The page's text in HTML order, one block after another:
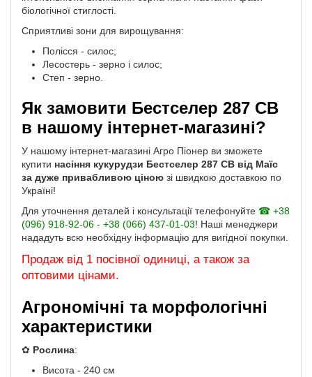
біологічної стиглості.
Сприятливі зони для вирощування:
Полісся - силос;
Лесостерь - зерно і силос;
Степ - зерно.
Як замовити Бестселер 287 СВ
в нашому інтернет-магазині?
У нашому інтернет-магазині Агро Піонер ви зможете
купити насіння кукурудзи Бестселер 287 СВ від Маїс
за дуже привабливою ціною зі швидкою доставкою по
Україні!
Для уточнення деталей і консультації телефонуйте ☎ +38
(096) 918-92-06 - +38 (066) 437-01-03! Наші менеджери
нададуть всю необхідну інформацію для вигідної покупки.
Продаж від 1 посівної одиниці, а також за
оптовими цінами.
Агрономічні та морфологічні
характеристики
✿ Рослина:
Висота - 240 см